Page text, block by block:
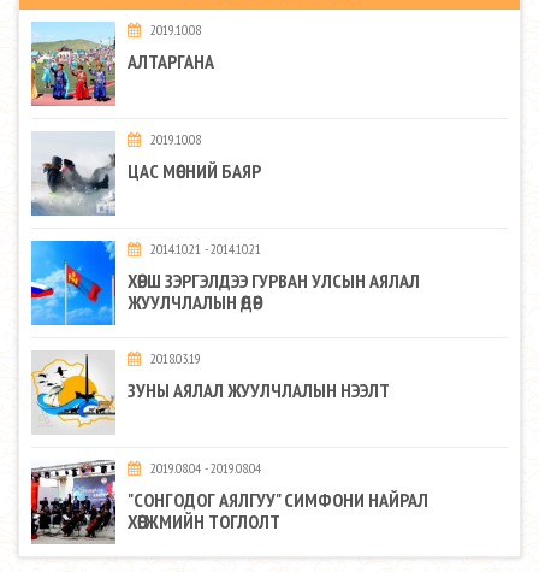
2019.10.08
АЛТАРГАНА
2019.10.08
ЦАС МӨСНИЙ БАЯР
2014.10.21 - 2014.10.21
ХӨРШ ЗЭРГЭЛДЭЭ ГУРВАН УЛСЫН АЯЛАЛ
ЖУУЛЧЛАЛЫН ӨДӨР
2018.03.19
ЗУНЫ АЯЛАЛ ЖУУЛЧЛАЛЫН НЭЭЛТ
2019.08.04 - 2019.08.04
"СОНГОДОГ АЯЛГУУ" СИМФОНИ НАЙРАЛ
ХӨГЖМИЙН ТОГЛОЛТ